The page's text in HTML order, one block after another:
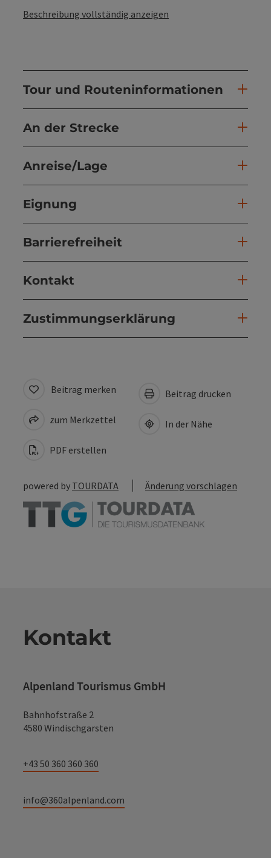
Beschreibung vollständig anzeigen
Tour und Routeninformationen
An der Strecke
Anreise/Lage
Eignung
Barrierefreiheit
Kontakt
Zustimmungserklärung
Beitrag merken
zum Merkzettel
PDF erstellen
Beitrag drucken
In der Nähe
powered by TOURDATA Änderung vorschlagen
Kontakt
Alpenland Tourismus GmbH
Bahnhofstraße 2
4580 Windischgarsten
+43 50 360 360 360
info@360alpenland.com